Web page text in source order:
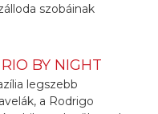
szobáinak
BY NIGHT
legszebb
a Rodrigo